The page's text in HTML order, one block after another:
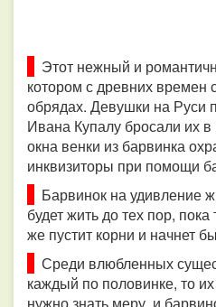
Этот нежный и
котором с древних времен
обрядах. Девушки на Руси
Ивана Купалу бросали их
окна венки из барвинка
инквизиторы при помощи
Барвинок на удивление
будет жить до тех пор,
же пустит корни и начнет
Среди влюбленных
каждый по половинке, то